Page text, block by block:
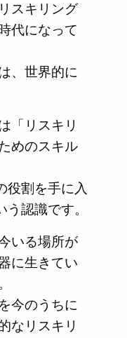
スキリング
代になって
、世界的に
「リスキリ
めのスキル
役割を手に入
認識です。
いる場所が
に生きてい
今のうちに
なリスキリ